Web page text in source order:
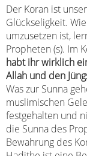
Der Koran ist
Glückseligkeit.
umzusetzen ist,
Propheten (s). Im
habt ihr wirklich
Allah und den
Was zur Sunna
muslimischen
festgehalten und
die Sunna des
Bewahrung des